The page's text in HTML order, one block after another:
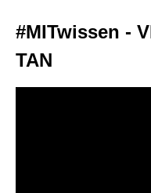
#MITwissen -
TAN